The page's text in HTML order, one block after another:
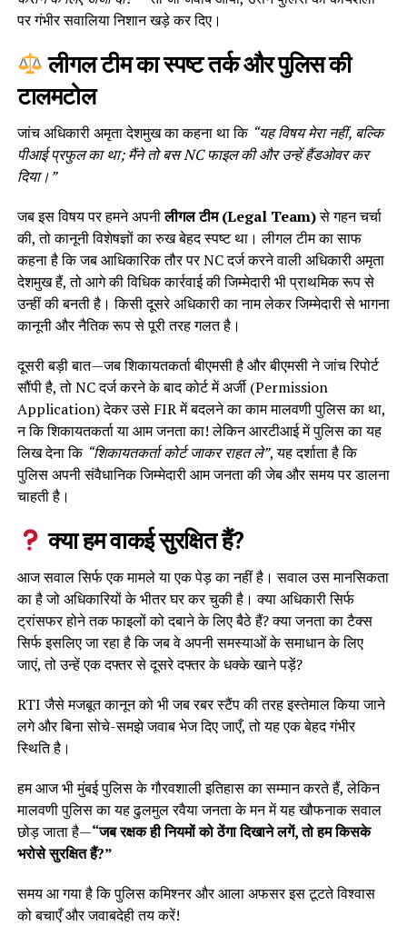
पर गंभीर सवालिया निशान खड़े कर दिए।
लीगल टीम का स्पष्ट तर्क और पुलिस की
टालमटोल
जांच अधिकारी अमृता देशमुख का कहना था कि “यह विषय मेरा नहीं, बल्कि
पीआई प्रफुल का था; मैंने तो बस NC फाइल की और उन्हें हैंडओवर कर
दिया।”
जब इस विषय पर हमने अपनीलीगल टीम (Legal Team)से गहन चर्चा
की, तो कानूनी विशेषज्ञों का रुख बेहद स्पष्ट था। लीगल टीम का साफ
कहना है कि जब आधिकारिक तौर पर NC दर्ज करने वाली अधिकारी अमृता
देशमुख हैं, तो आगे की विधिक कार्रवाई की जिम्मेदारी भी प्राथमिक रूप से
उन्हीं की बनती है। किसी दूसरे अधिकारी का नाम लेकर जिम्मेदारी से भागना
कानूनी और नैतिक रूप से पूरी तरह गलत है।
दूसरी बड़ी बात—जब शिकायतकर्ता बीएमसी है और बीएमसी ने जांच रिपोर्ट
सौंपी है, तो NC दर्ज करने के बाद कोर्ट में अर्जी (Permission
Application) देकर उसे FIR में बदलने का काम मालवणी पुलिस का था,
न कि शिकायतकर्ता या आम जनता का! लेकिन आरटीआई में पुलिस का यह
लिख देना कि “शिकायतकर्ता कोर्ट जाकर राहत ले”, यह दर्शाता है कि
पुलिस अपनी संवैधानिक जिम्मेदारी आम जनता की जेब और समय पर डालना
चाहती है।
क्या हम वाकई सुरक्षित हैं?
आज सवाल सिर्फ एक मामले या एक पेड़ का नहीं है। सवाल उस मानसिकता
का है जो अधिकारियों के भीतर घर कर चुकी है। क्या अधिकारी सिर्फ
ट्रांसफर होने तक फाइलों को दबाने के लिए बैठे हैं? क्या जनता का टैक्स
सिर्फ इसलिए जा रहा है कि जब वे अपनी समस्याओं के समाधान के लिए
जाएं, तो उन्हें एक दफ्तर से दूसरे दफ्तर के धक्के खाने पड़ें?
RTI जैसे मजबूत कानून को भी जब रबर स्टैंप की तरह इस्तेमाल किया जाने
लगे और बिना सोचे-समझे जवाब भेज दिए जाएँ, तो यह एक बेहद गंभीर
स्थिति है।
हम आज भी मुंबई पुलिस के गौरवशाली इतिहास का सम्मान करते हैं, लेकिन
मालवणी पुलिस का यह ढुलमुल रवैया जनता के मन में यह खौफनाक सवाल
छोड़ जाता है—“जब रक्षक ही नियमों को ठेंगा दिखाने लगें, तो हम किसके
भरोसे सुरक्षित हैं?”
समय आ गया है कि पुलिस कमिश्नर और आला अफसर इस टूटते विश्वास
को बचाएँ और जवाबदेही तय करें!